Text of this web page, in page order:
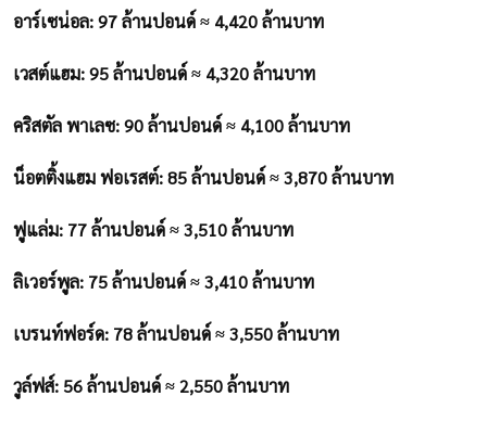
อาร์เซน่อล: 97 ล้านปอนด์ ≈ 4,420 ล้านบาท
เวสต์แฮม: 95 ล้านปอนด์ ≈ 4,320 ล้านบาท
คริสตัล พาเลซ: 90 ล้านปอนด์ ≈ 4,100 ล้านบาท
น็อตติ้งแฮม ฟอเรสต์: 85 ล้านปอนด์ ≈ 3,870 ล้านบาท
ฟูแล่ม: 77 ล้านปอนด์ ≈ 3,510 ล้านบาท
ลิเวอร์พูล: 75 ล้านปอนด์ ≈ 3,410 ล้านบาท
เบรนท์ฟอร์ด: 78 ล้านปอนด์ ≈ 3,550 ล้านบาท
วูล์ฟส์: 56 ล้านปอนด์ ≈ 2,550 ล้านบาท